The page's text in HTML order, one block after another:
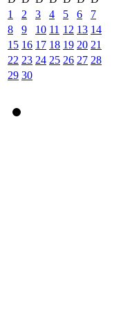
1
2 3 4 5 6
7
8
9 10 11 12 13 14
15 16 17 18 19 20 21
22 23 24 25 26 27 28
29 30